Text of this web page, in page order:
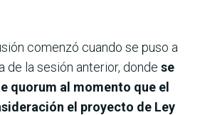
comenzó cuando se puso a
de la sesión anterior, donde se
quorum al momento que el
el proyecto de Ley